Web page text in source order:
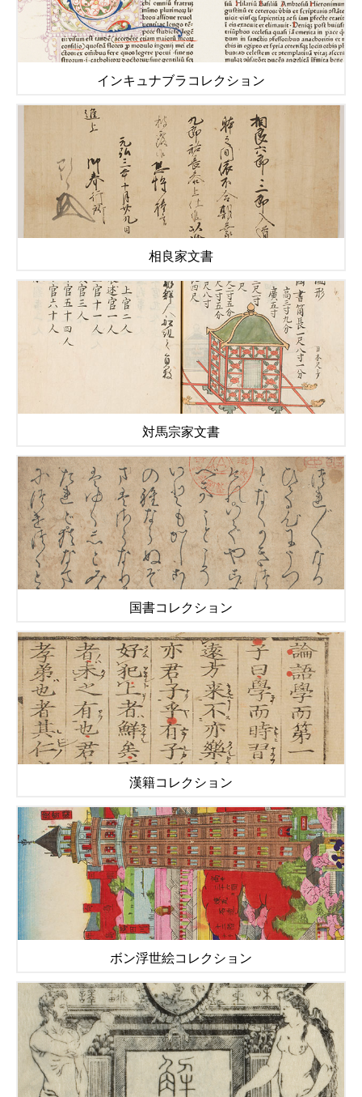
インキュナブラコレクション
相良家文書
対馬宗家文書
国書コレクション
漢籍コレクション
ボン浮世絵コレクション